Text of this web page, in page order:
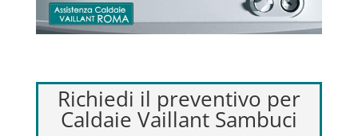
Richiedi il preventivo per
Caldaie Vaillant Sambuci